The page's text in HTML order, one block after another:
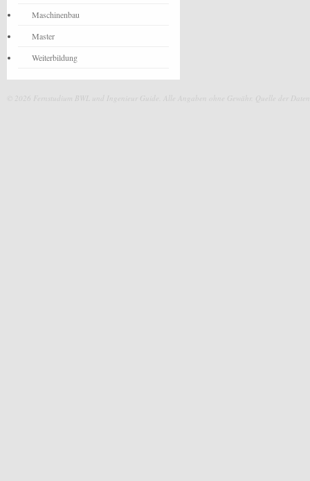
Maschinenbau
Master
Weiterbildung
© 2026 Fernstudium BWL und Ingenieur Guide. Alle Angaben ohne Gewähr. Quelle der